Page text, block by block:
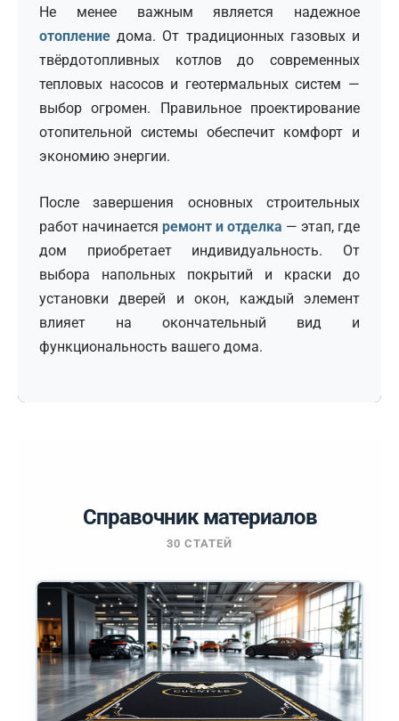
Не менее важным является надежное
отопление дома. От традиционных газовых и
твёрдотопливных котлов до современных
тепловых насосов и геотермальных систем —
выбор огромен. Правильное проектирование
отопительной системы обеспечит комфорт и
экономию энергии.
После завершения основных строительных
работ начинается ремонт и отделка — этап, где
дом приобретает индивидуальность. От
выбора напольных покрытий и краски до
установки дверей и окон, каждый элемент
влияет на окончательный вид и
функциональность вашего дома.
Справочник материалов
30 СТАТЕЙ